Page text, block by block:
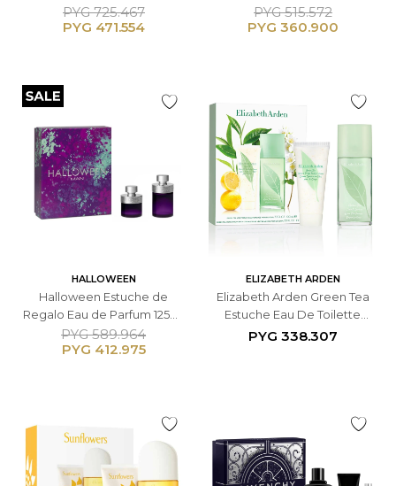
100 ml + 10ml + Gel de
Ducha 100ml - Masculino
PYG 471.554
PYG 725.467
- Masculino
PYG 360.900
PYG 515.572
HALLOWEEN
Halloween Estuche de
Regalo Eau de Parfum 125ml
+ 50ml - Masculino
PYG 412.975
PYG 589.964
ELIZABETH ARDEN
Elizabeth Arden Green Tea
Estuche Eau De Toilette
100ml + Loción Corporal
PYG 338.307